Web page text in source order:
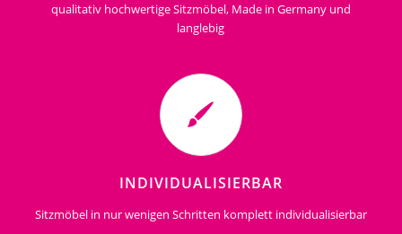
qualitativ hochwertige Sitzmöbel, Made in Germany und
langlebig
INDIVIDUALISIERBAR
Sitzmöbel in nur wenigen Schritten komplett individualisierbar